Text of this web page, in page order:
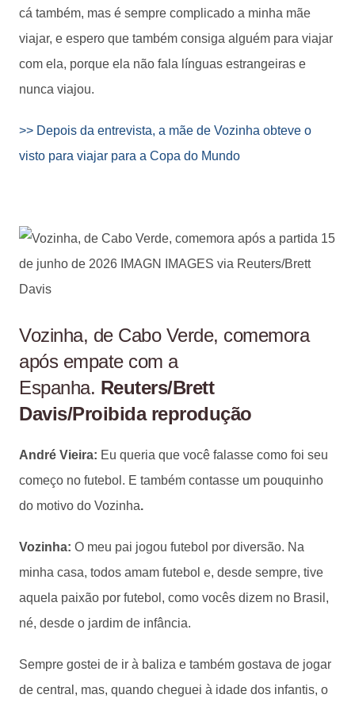
cá também, mas é sempre complicado a minha mãe
viajar, e espero que também consiga alguém para viajar
com ela, porque ela não fala línguas estrangeiras e
nunca viajou.
>> Depois da entrevista, a mãe de Vozinha obteve o
visto para viajar para a Copa do Mundo
Vozinha, de Cabo Verde, comemora
após empate com a
Espanha. Reuters/Brett
Davis/Proibida reprodução
André Vieira: Eu queria que você falasse como foi seu
começo no futebol. E também contasse um pouquinho
do motivo do Vozinha.
Vozinha: O meu pai jogou futebol por diversão. Na
minha casa, todos amam futebol e, desde sempre, tive
aquela paixão por futebol, como vocês dizem no Brasil,
né, desde o jardim de infância.
Sempre gostei de ir à baliza e também gostava de jogar
de central, mas, quando cheguei à idade dos infantis, o